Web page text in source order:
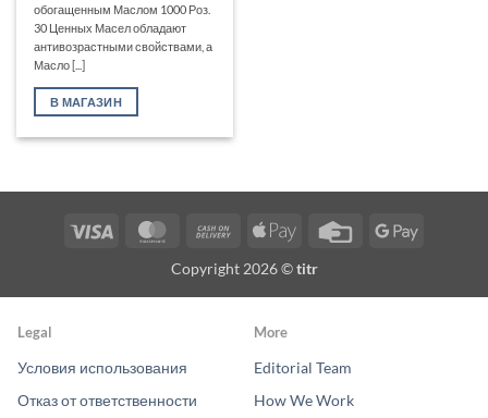
обогащенным Маслом 1000 Роз.
30 Ценных Масел обладают
антивозрастными свойствами, а
Масло [...]
В МАГАЗИН
Visa MasterCardCash
Delivery
Apple
Credit
Google
Copyright 2026 ©titr
Legal
Условия использования
Отказ от ответственности
More
Editorial Team
How We Work